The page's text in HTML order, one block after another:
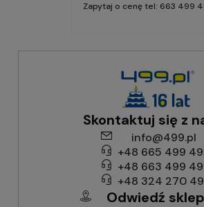
Zapytaj o cenę tel: 663 499
Skontaktuj się z
info@499.pl
+48 665 499
+48 663 499
+48 324 270
Odwiedź sklep